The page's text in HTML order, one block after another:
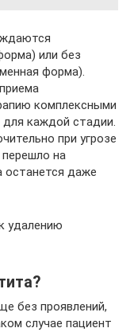
или без
форма).
комплексными
для каждой стадии.
при угрозе
перешло на
даже
удалению
без проявлений,
случае пациент